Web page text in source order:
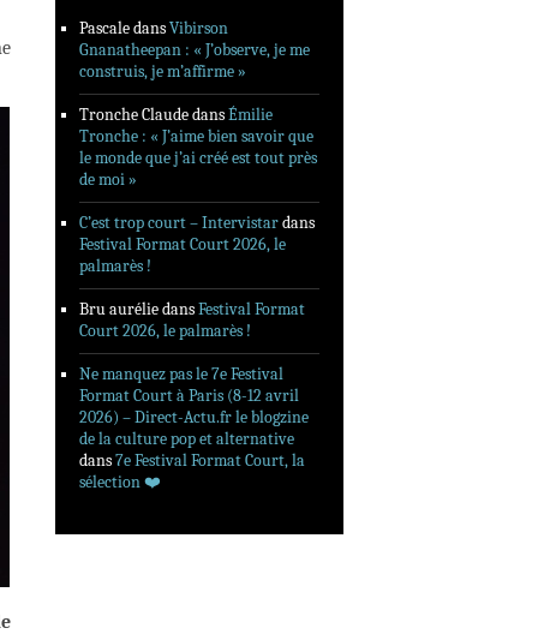
PascaledansVibirson
Gnanatheepan : « J’observe, je me
construis, je m’affirme »
Tronche ClaudedansÉmilie
Tronche : « J’aime bien savoir que
le monde que j’ai créé est tout près
de moi »
C’est trop court – Intervistardans
Festival Format Court 2026, le
palmarès !
Bru auréliedansFestival Format
Court 2026, le palmarès !
Ne manquez pas le 7e Festival
Format Court à Paris (8-12 avril
2026) – Direct-Actu.fr le blogzine
de la culture pop et alternative
dans7e Festival Format Court, la
sélection ❤️‍